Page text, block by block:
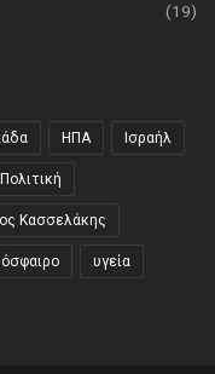
(19)
ΗΠΑ Ισραήλ
Πολιτική
Κασσελάκης
υγεία